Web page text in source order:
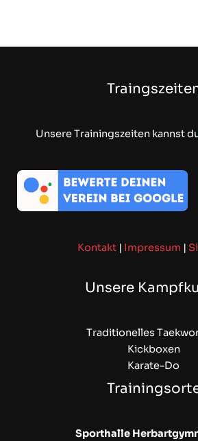
Unsere Trainingszeiten kannst
Kontakt | Impressum |
Unsere
Traditionelles
Kickboxen
Karate-Do
Sporthalle